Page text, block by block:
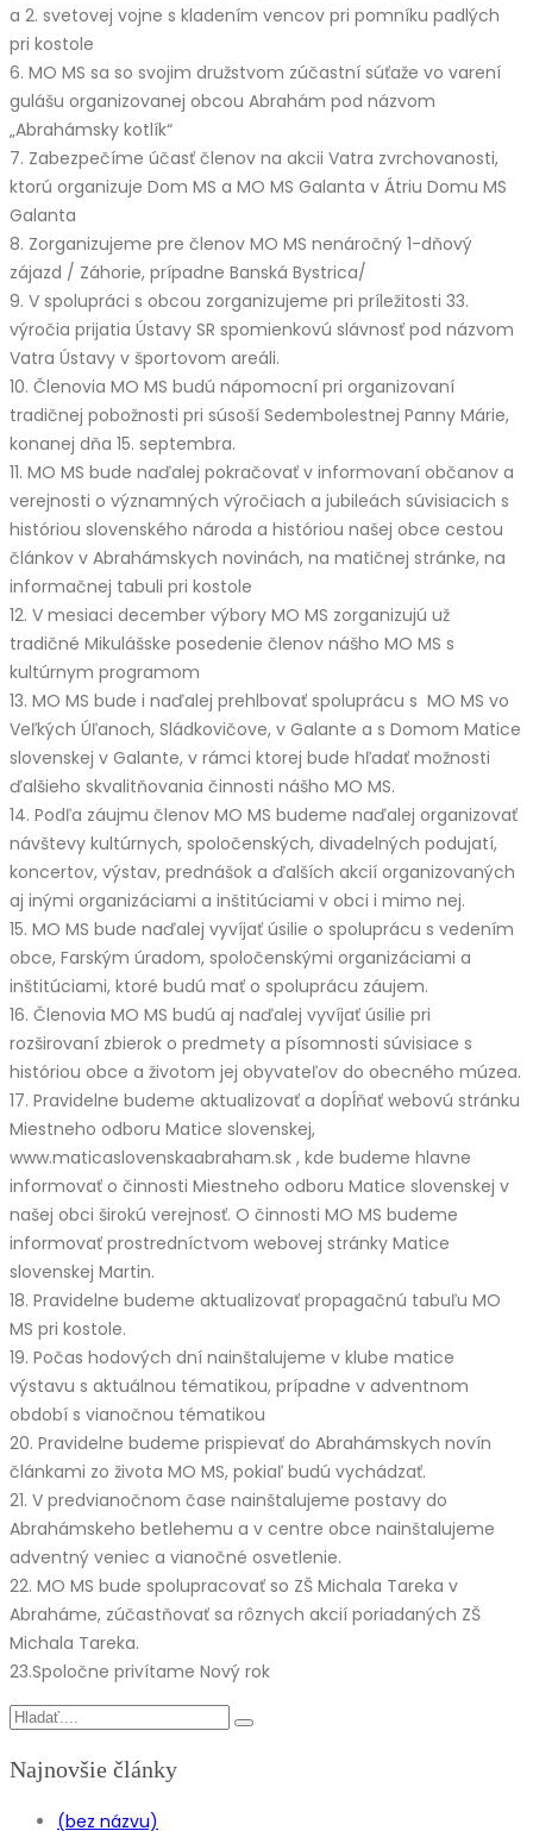
a 2. svetovej vojne s kladením vencov pri pomníku padlých
pri kostole
6. MO MS sa so svojim družstvom zúčastní súťaže vo varení
gulášu organizovanej obcou Abrahám pod názvom
„Abrahámsky kotlík“
7. Zabezpečíme účasť členov na akcii Vatra zvrchovanosti,
ktorú organizuje Dom MS a MO MS Galanta v Átriu Domu MS
Galanta
8. Zorganizujeme pre členov MO MS nenáročný 1-dňový
zájazd / Záhorie, prípadne Banská Bystrica/
9. V spolupráci s obcou zorganizujeme pri príležitosti 33.
výročia prijatia Ústavy SR spomienkovú slávnosť pod názvom
Vatra Ústavy v športovom areáli.
10. Členovia MO MS budú nápomocní pri organizovaní
tradičnej pobožnosti pri súsoší Sedembolestnej Panny Márie,
konanej dňa 15. septembra.
11. MO MS bude naďalej pokračovať v informovaní občanov a
verejnosti o významných výročiach a jubileách súvisiacich s
históriou slovenského národa a históriou našej obce cestou
článkov v Abrahámskych novinách, na matičnej stránke, na
informačnej tabuli pri kostole
12. V mesiaci december výbory MO MS zorganizujú už
tradičné Mikulášske posedenie členov nášho MO MS s
kultúrnym programom
13. MO MS bude i naďalej prehlbovať spoluprácu s MO MS vo
Veľkých Úľanoch, Sládkovičove, v Galante a s Domom Matice
slovenskej v Galante, v rámci ktorej bude hľadať možnosti
ďalšieho skvalitňovania činnosti nášho MO MS.
14. Podľa záujmu členov MO MS budeme naďalej organizovať
návštevy kultúrnych, spoločenských, divadelných podujatí,
koncertov, výstav, prednášok a ďalších akcií organizovaných
aj inými organizáciami a inštitúciami v obci i mimo nej.
15. MO MS bude naďalej vyvíjať úsilie o spoluprácu s vedením
obce, Farským úradom, spoločenskými organizáciami a
inštitúciami, ktoré budú mať o spoluprácu záujem.
16. Členovia MO MS budú aj naďalej vyvíjať úsilie pri
rozširovaní zbierok o predmety a písomnosti súvisiace s
históriou obce a životom jej obyvateľov do obecného múzea.
17. Pravidelne budeme aktualizovať a dopĺňať webovú stránku
Miestneho odboru Matice slovenskej,
www.maticaslovenskaabraham.sk , kde budeme hlavne
informovať o činnosti Miestneho odboru Matice slovenskej v
našej obci širokú verejnosť. O činnosti MO MS budeme
informovať prostredníctvom webovej stránky Matice
slovenskej Martin.
18. Pravidelne budeme aktualizovať propagačnú tabuľu MO
MS pri kostole.
19. Počas hodových dní nainštalujeme v klube matice
výstavu s aktuálnou tématikou, prípadne v adventnom
období s vianočnou tématikou
20. Pravidelne budeme prispievať do Abrahámskych novín
článkami zo života MO MS, pokiaľ budú vychádzať.
21. V predvianočnom čase nainštalujeme postavy do
Abrahámskeho betlehemu a v centre obce nainštalujeme
adventný veniec a vianočné osvetlenie.
22. MO MS bude spolupracovať so ZŠ Michala Tareka v
Abraháme, zúčastňovať sa rôznych akcií poriadaných ZŠ
Michala Tareka.
23.Spoločne privítame Nový rok
Najnovšie články
(bez názvu)